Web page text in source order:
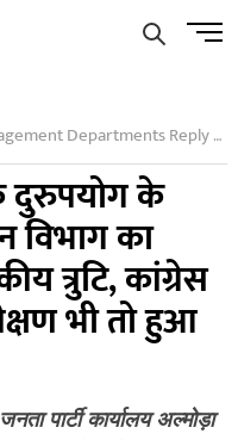
Menu
To The Allegation Of Misuse Of Disaster Funds
दुरुपयोग के
विभाग का
त्रुटि, कांग्रेस
भी तो हुआ
पार्टी कार्यालय अल्मोड़ा